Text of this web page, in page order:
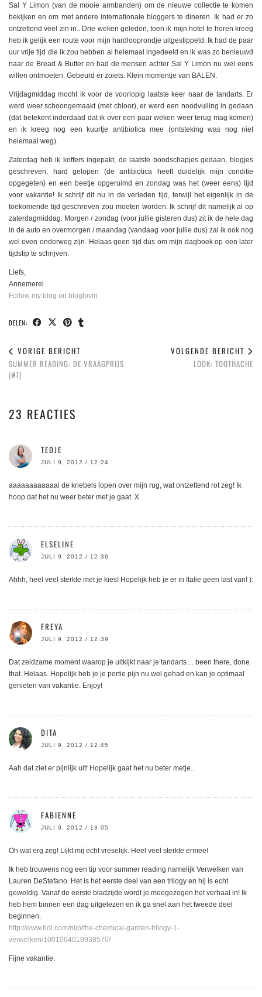
Sal Y Limon (van de mooie armbanden) om de nieuwe collectie te komen
bekijken en om met andere internationale bloggers te dineren. Ik had er zo
ontzettend veel zin in.. Drie weken geleden, toen ik mijn hotel te horen kreeg
heb ik gelijk een route voor mijn hardlooprondje uitgestippeld. Ik had de paar
uur vrije tijd die ik zou hebben al helemaal ingedeeld en ik was zo benieuwd
naar de Bread & Butter en had de mensen achter Sal Y Limon nu wel eens
willen ontmoeten. Gebeurd er zoiets. Klein momentje van BALEN.
Vrijdagmiddag mocht ik voor de voorlopig laatste keer naar de tandarts. Er
werd weer schoongemaakt (met chloor), er werd een noodvulling in gedaan
(dat betekent inderdaad dat ik over een paar weken weer terug mag komen)
en ik kreeg nog een kuurtje antibiotica mee (ontsteking was nog niet
helemaal weg).
Zaterdag heb ik koffers ingepakt, de laatste boodschapjes gedaan, blogjes
geschreven, hard gelopen (de antibiotica heeft duidelijk mijn conditie
opgegeten) en een beetje opgeruimd en zondag was het (weer eens) tijd
voor vakantie! Ik schrijf dit nu in de verleden tijd, terwijl het eigenlijk in de
toekomende tijd geschreven zou moeten worden. Ik schrijf dit namelijk al op
zaterdagmiddag. Morgen / zondag (voor jullie gisteren dus) zit ik de hele dag
in de auto en overmorgen / maandag (vandaag voor jullie dus) zal ik ook nog
wel even onderweg zijn. Helaas geen tijd dus om mijn dagboek op een later
tijdstip te schrijven.
Liefs,
Annemerel
Follow my blog on bloglovin
DELEN:
VORIGE BERICHT
SUMMER READING: DE VRAAGPRIJS
(#7)
VOLGENDE BERICHT
LOOK: TOOTHACHE
23 REACTIES
TEDJE
JULI 9, 2012 / 12:24
aaaaaaaaaaaai de kriebels lopen over mijn rug, wat ontzettend rot zeg! Ik
hoop dat het nu weer beter met je gaat. X
ELSELINE
JULI 9, 2012 / 12:36
Ahhh, heel veel sterkte met je kies! Hopelijk heb je er in Italie geen last van! ):
FREYA
JULI 9, 2012 / 12:39
Dat zeldzame moment waarop je uitkijkt naar je tandarts… been there, done
that. Helaas. Hopelijk heb je je portie pijn nu wel gehad en kan je optimaal
genieten van vakantie. Enjoy!
DITA
JULI 9, 2012 / 12:45
Aah dat ziet er pijnlijk uit! Hopelijk gaat het nu beter metje..
FABIENNE
JULI 9, 2012 / 13:05
Oh wat erg zeg! Lijkt mij echt vreselijk. Heel veel sterkte ermee!
Ik heb trouwens nog een tip voor summer reading namelijk Verwelken van
Lauren DeStefano. Het is het eerste deel van een trilogy en hij is echt
geweldig. Vanaf de eerste bladzijde wordt je meegezogen het verhaal in! Ik
heb hem binnen een dag uitgelezen en ik ga snel aan het tweede deel
beginnen.
http://www.bol.com/nl/p/the-chemical-garden-trilogy-1-
verwelken/1001004010938570/
Fijne vakantie.